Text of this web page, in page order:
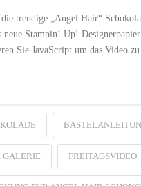
trendige „Angel Hair“
neue Stampin‘ Up!
JavaScript um das Video
GALERIE FREITAGSVIDEO